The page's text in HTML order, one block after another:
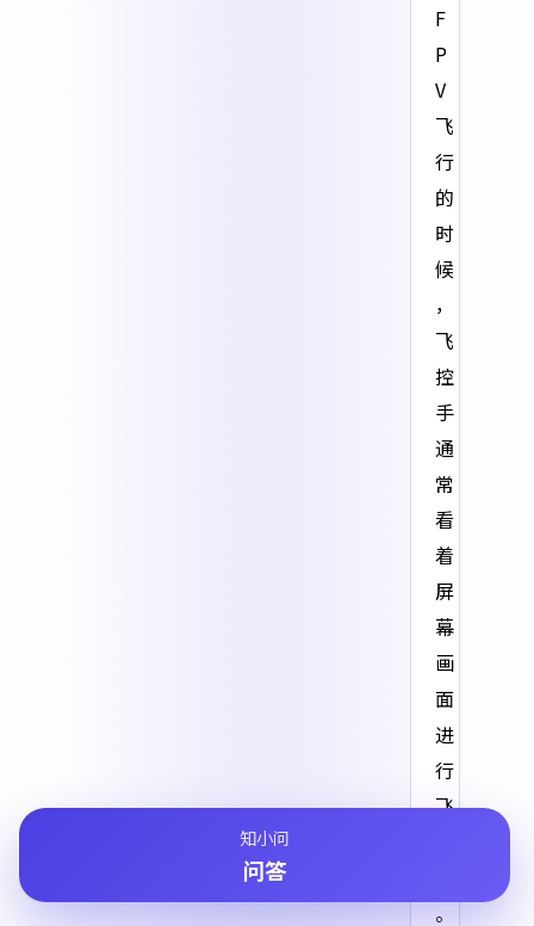
F
P
V
飞
行
的
时
候
，
飞
控
手
通
常
看
着
屏
幕
画
面
进
行
飞
。
知小问
问答